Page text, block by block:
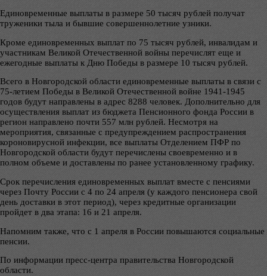
Единовременные выплаты в размере 50 тысяч рублей получат
труженики тыла и бывшие совершеннолетние узники.
Кроме единовременных выплат по 75 тысяч рублей, инвалидам и
участникам Великой Отечественной войны перечислят еще и
ежегодные выплаты к Дню Победы в размере 10 тысяч рублей.
Всего в Новгородской области единовременные выплаты в связи с
75-летием Победы в Великой Отечественной войне 1941-1945
годов будут направлены в адрес 8288 человек. Дополнительно для
осуществления выплат из бюджета Пенсионного фонда России в
регион направлено почти 557 млн рублей. Несмотря на
мероприятия, связанные с предупреждением распространения
короновирусной инфекции, все выплаты Отделением ПФР по
Новгородской области будут перечислены своевременно и в
полном объеме и доставлены по ранее установленному графику.
Срок перечисления единовременных выплат вместе с пенсиями
через Почту России с 4 по 24 апреля (у каждого пенсионера свой
день доставки в этот период), через кредитные организации
пройдет в два этапа: 16 и 21 апреля.
Напомним также, что с 1 апреля в России повышаются социальные
пенсии.
По информации пресс-центра правительства Новгородской
области.